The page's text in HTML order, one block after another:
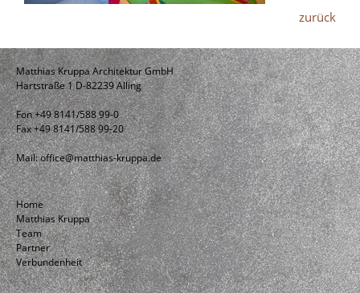
zurück
Matthias Kruppa Architektur GmbH
Hartstraße 1 D-82239 Alling
Fon +49 8141/588 99-0
Fax +49 8141/588 99-20
Mail:office@matthias-kruppa.de
Home
Matthias Kruppa
Team
Partner
Verbundenheit